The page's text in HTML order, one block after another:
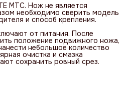
MTC. Нож не является
необходимо сверить модель
и способ крепления.
от питания. После
положение подвижного ножа,
небольшое количество
очистка и смазка
сохранить ровный срез.